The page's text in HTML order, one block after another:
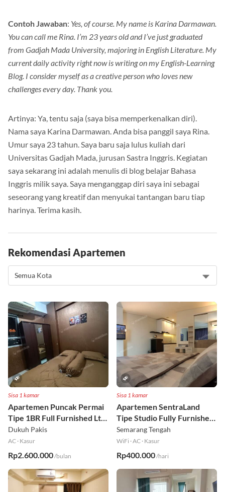
Contoh Jawaban: Yes, of course. My name is Karina Darmawan.
You can call me Rina. I’m 23 years old and I’ve just graduated
from Gadjah Mada University, majoring in English Literature. My
current daily activity right now is writing on my English-Learning
Blog. I consider myself as a creative person who loves new
challenges every day. Thank you.
Artinya: Ya, tentu saja (saya bisa memperkenalkan diri).
Nama saya Karina Darmawan. Anda bisa panggil saya Rina.
Umur saya 23 tahun. Saya baru saja lulus kuliah dari
Universitas Gadjah Mada, jurusan Sastra Inggris. Kegiatan
saya sekarang ini adalah menulis di blog belajar Bahasa
Inggris milik saya. Saya menganggap diri saya ini sebagai
seseorang yang kreatif dan menyukai tantangan baru tiap
harinya. Terima kasih.
Rekomendasi Apartemen
Sisa 1 kamar
Apartemen Puncak Permai
Tipe 1BR Full Furnished Lt
18
Dukuh Pakis
AC · Kasur
Rp2.600.000/bulan
Sisa 1 kamar
Apartemen SentraLand
Tipe Studio Fully Furnished
Lt 8
Semarang Tengah
WiFi ·AC · Kasur
Rp400.000/hari